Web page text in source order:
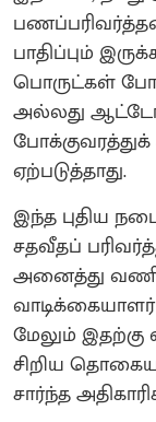
பாதிப்பும்
பொருட்கள்
அல்லது
ஏற்படுத்தாது.
​இந்த புதிய
சதவீதப்
அனைத்து
மேலும் இதற்கு
சிறிய
சார்ந்த